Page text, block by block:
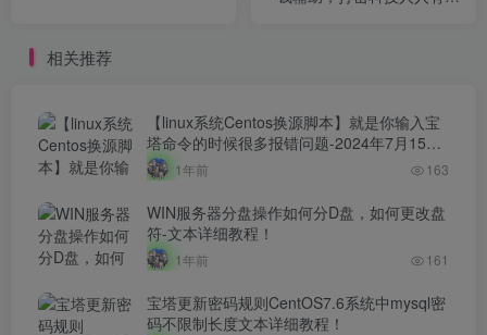
相关推荐
【linux系统Centos换源脚本】就是你输入宝
塔命令的时候很多报错问题-2024年7月15日
最新打包整理-解决小厂服务器yum源！
1年前 163
WIN服务器分盘操作如何分D盘，如何更改盘
符-文本详细教程！
1年前 161
宝塔更新密码规则CentOS7.6系统中mysql密
码不限制长度文本详细教程！